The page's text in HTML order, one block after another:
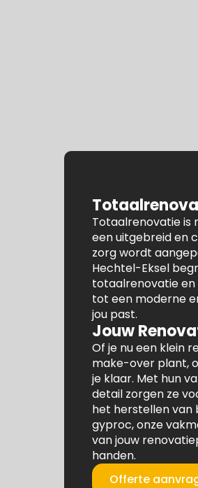
Totaalrenovatie is
een uitgebreid en
zorg wordt
Hechtel-Eksel
totaalrenovatie en
tot een moderne
jou past.
Jouw
Of je nu een klein
make-over plant,
je klaar. Met hun
detail zorgen ze
het herstellen van
gyproc, onze
van jouw
handen.
Offerte